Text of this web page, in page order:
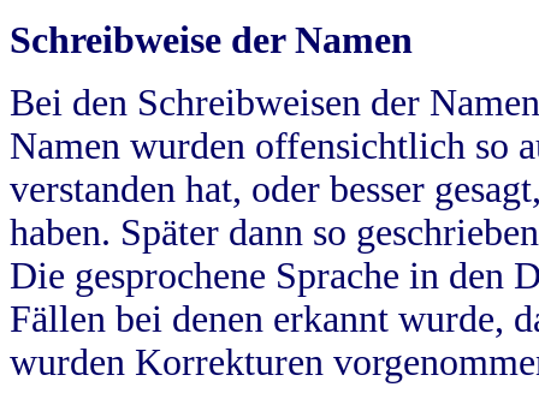
Schreibweise der Namen
Bei den Schreibweisen der
Namen wurden offensichtlich so
verstanden hat, oder besser
haben. Später dann so
Die gesprochene Sprache in
Fällen bei denen erkannt wurde,
wurden Korrekturen